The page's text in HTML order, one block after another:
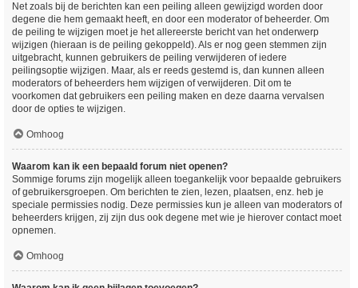
Net zoals bij de berichten kan een peiling alleen gewijzigd worden door
degene die hem gemaakt heeft, en door een moderator of beheerder. Om
de peiling te wijzigen moet je het allereerste bericht van het onderwerp
wijzigen (hieraan is de peiling gekoppeld). Als er nog geen stemmen zijn
uitgebracht, kunnen gebruikers de peiling verwijderen of iedere
peilingsoptie wijzigen. Maar, als er reeds gestemd is, dan kunnen alleen
moderators of beheerders hem wijzigen of verwijderen. Dit om te
voorkomen dat gebruikers een peiling maken en deze daarna vervalsen
door de opties te wijzigen.
Omhoog
Waarom kan ik een bepaald forum niet openen?
Sommige forums zijn mogelijk alleen toegankelijk voor bepaalde gebruikers
of gebruikersgroepen. Om berichten te zien, lezen, plaatsen, enz. heb je
speciale permissies nodig. Deze permissies kun je alleen van moderators of
beheerders krijgen, zij zijn dus ook degene met wie je hierover contact moet
opnemen.
Omhoog